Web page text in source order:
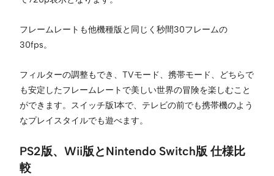
フレームレートも他機種版と同じく秒間30フレームの
30fps。
フィルターの調整もでき、TVモード、携帯モード、どちらで
も安定したフレームレートで美しい世界の冒険を楽しむこと
ができます。スイッチ版1本で、テレビの前でも携帯機のよう
なプレイスタイルでも遊べます。
PS2版、Wii版とNintendo Switch版 仕様比
較